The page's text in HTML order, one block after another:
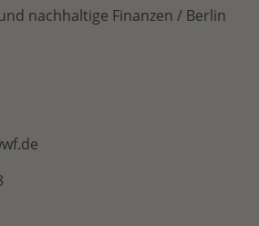
nachhaltige Finanzen / Berlin